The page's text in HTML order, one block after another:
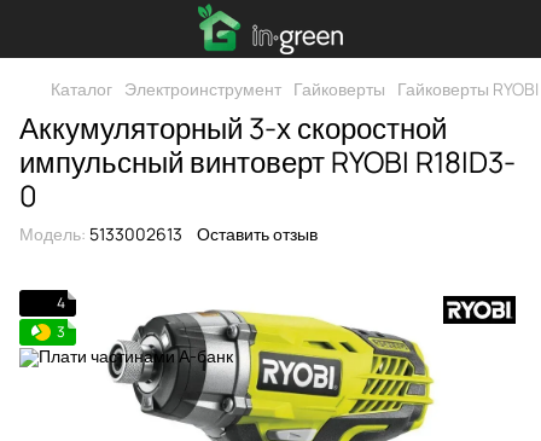
Каталог Электроинструмент Гайковерты Гайковерты RYOBI
Аккумуляторный 3-х скоростной
импульсный винтоверт RYOBI R18ID3-
0
Модель: 5133002613 Оставить отзыв
4
3